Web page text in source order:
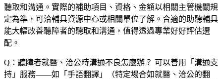
聽取和溝通。實際的補助項目、資格、金額以相關主管機關規
定為準，可洽輔具資源中心或相關單位了解。合適的助聽輔具
能大幅改善聽障者的聽取和溝通，值得透過專業好好評估選
配。
Q：聽障者就醫、洽公時溝通不良怎麼辦？ 可以善用「溝通支
持」服務——如「手語翻譯」（特定場合如就醫、洽公的翻